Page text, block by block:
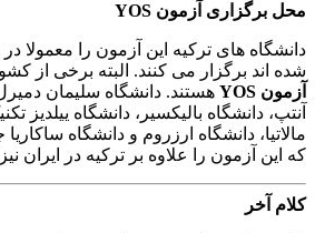
محل برگزاری آزمون YOS
دانشگاه های ترکیه این آزمون را معمولا
شده اند برگزار می کنند. البته برخی از
آزمون YOS
هستند. دانشگاه سلیمان
آنتپ، دانشگاه بالیکسیر، دانشگاه ییلدیز
مالاتیا، دانشگاه ارزروم و دانشگاه
که این آزمون را علاوه بر ترکیه در ایران
کلام آخر